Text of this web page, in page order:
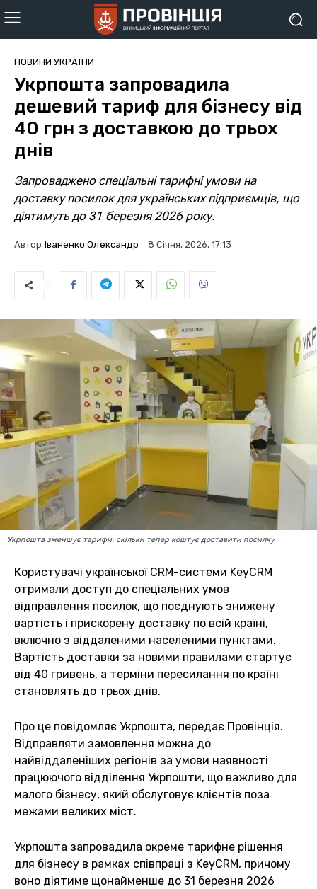
НОВИНИ УКРАЇНИ
Укрпошта запровадила
дешевий тариф для бізнесу від
40 грн з доставкою до трьох
днів
Запроваджено спеціальні тарифні умови на
доставку посилок для українських підприємців, що
діятимуть до 31 березня 2026 року.
Автор Іваненко Олександр 8 Січня, 2026, 17:13
Укрпошта зменшує тарифи: скільки тепер коштує доставити посилку
Користувачі української CRM-системи KeyCRM
отримали доступ до спеціальних умов
відправлення посилок, що поєднують знижену
вартість і прискорену доставку по всій країні,
включно з віддаленими населеними пунктами.
Вартість доставки за новими правилами стартує
від 40 гривень, а терміни пересилання по країні
становлять до трьох днів.
Про це повідомляє Укрпошта, передає Провінція.
Відправляти замовлення можна до
найвіддаленіших регіонів за умови наявності
працюючого відділення Укрпошти, що важливо для
малого бізнесу, який обслуговує клієнтів поза
межами великих міст.
Укрпошта запровадила окреме тарифне рішення
для бізнесу в рамках співпраці з KeyCRM, причому
воно діятиме щонайменше до 31 березня 2026